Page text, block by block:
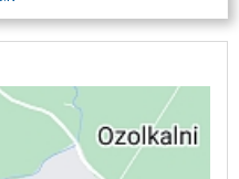
"Laura", Вецпиебалгская
25749067, 26111616
Кекава, улица Ригас 107,
телефон- 25749067,
Lauku iela 3, Сигулда,